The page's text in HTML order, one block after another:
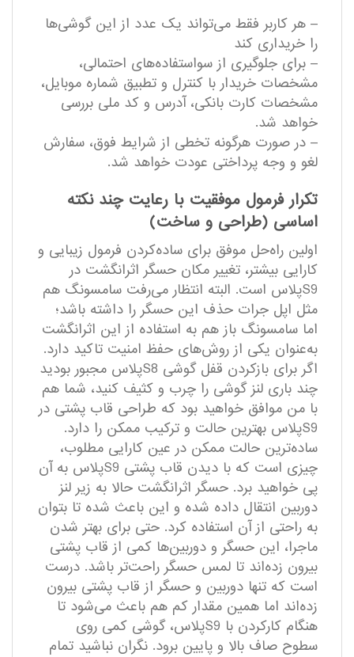
– هر کاربر فقط می‌تواند یک عدد از این گوشی‌ها
را خریداری کند
– برای جلوگیری از سواستفاده‌های احتمالی،
مشخصات خریدار با کنترل و تطبیق شماره موبایل،
مشخصات کارت بانکی، آدرس و کد ملی بررسی
خواهد شد.
– در صورت هرگونه تخطی از شرایط فوق، سفارش
لغو و وجه پرداختی عودت خواهد شد.
تکرار فرمول موفقیت با رعایت چند نکته
اساسی (طراحی و ساخت)
اولین راه‌حل موفق برای ساده‌کردن فرمول زیبایی و
کارایی بیشتر، تغییر مکان حسگر اثرانگشت در
S9پلاس است. البته انتظار می‌رفت سامسونگ هم
مثل اپل جرات حذف این حسگر را داشته باشد؛
اما سامسونگ باز هم به استفاده از این اثرانگشت
به‌عنوان یکی از روش‌های حفظ امنیت تاکید دارد.
اگر برای بازکردن قفل گوشی S8پلاس مجبور بودید
چند باری لنز گوشی را چرب و کثیف کنید، شما هم
با من موافق خواهید بود که طراحی قاب پشتی در
S9پلاس بهترین حالت و ترکیب ممکن را دارد.
ساده‌ترین حالت ممکن در عین کارایی مطلوب،
چیزی است که با دیدن قاب پشتی S9پلاس به آن
پی خواهید برد. حسگر اثرانگشت حالا به زیر لنز
دوربین انتقال داده شده و این باعث شده تا بتوان
به راحتی از آن استفاده کرد. حتی برای بهتر شدن
ماجرا، این حسگر و دوربین‌ها کمی از قاب پشتی
بیرون زده‌اند تا لمس حسگر راحت‌تر باشد. درست
است که تنها دوربین و حسگر از قاب پشتی بیرون
زده‌اند اما همین مقدار کم هم باعث می‌شود تا
هنگام کارکردن با S9پلاس، گوشی کمی روی
سطوح صاف بالا و پایین برود. نگران نباشید تمام